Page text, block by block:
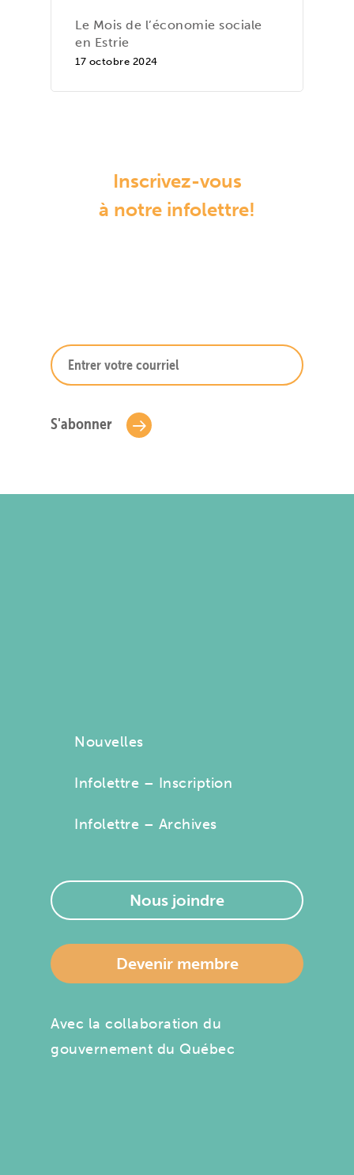
Le Mois de l’économie sociale
en Estrie
17 octobre 2024
Inscrivez-vous
à notre infolettre!
S'abonner
Nouvelles
Infolettre – Inscription
Infolettre – Archives
Nous joindre
Devenir membre
Avec la collaboration du
gouvernement du Québec